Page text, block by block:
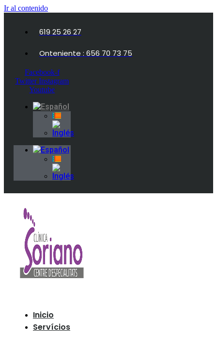
Ir al contenido
619 25 26 27
Onteniente : 656 70 73 75
Facebook-f
Twitter Instagram
Youtube
Inicio
Servícios